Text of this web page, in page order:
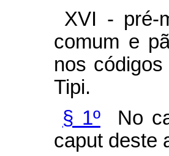
XVI - pré-
comum e
nos
Tipi.
§ 1ºNo
caput deste